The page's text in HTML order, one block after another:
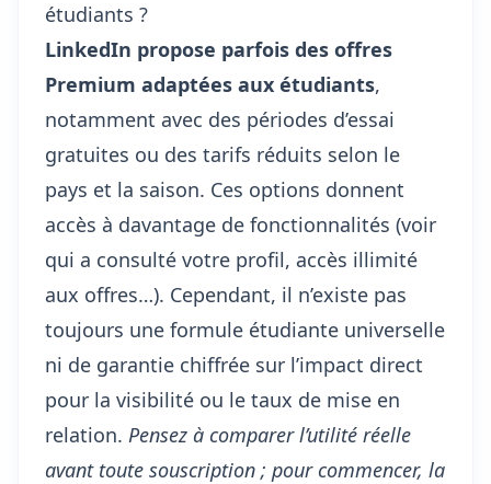
étudiants ?
LinkedIn propose parfois des offres
Premium adaptées aux étudiants,
notamment avec des périodes d’essai
gratuites ou des tarifs réduits selon le
pays et la saison. Ces options donnent
accès à davantage de fonctionnalités (voir
qui a consulté votre profil, accès illimité
aux offres…). Cependant, il n’existe pas
toujours une formule étudiante universelle
ni de garantie chiffrée sur l’impact direct
pour la visibilité ou le taux de mise en
relation. Pensez à comparer l’utilité réelle
avant toute souscription ; pour commencer, la